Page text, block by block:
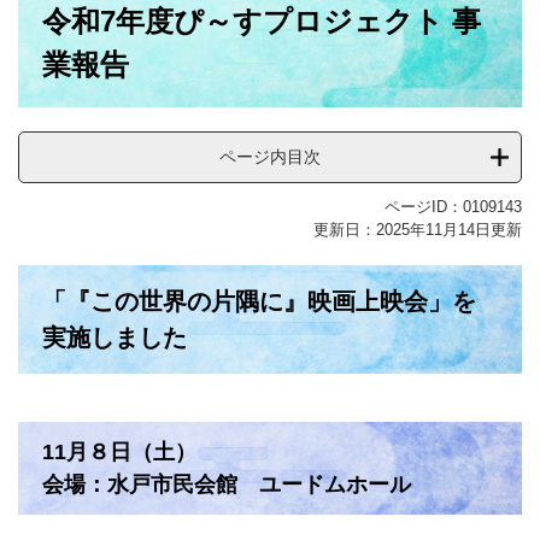
令和7年度ぴ～すプロジェクト 事
業報告
ページ内目次
ページID：0109143
更新日：2025年11月14日更新
「『この世界の片隅に』映画上映会」を
実施しました
11月８日（土）
会場：水戸市民会館 ユードムホール